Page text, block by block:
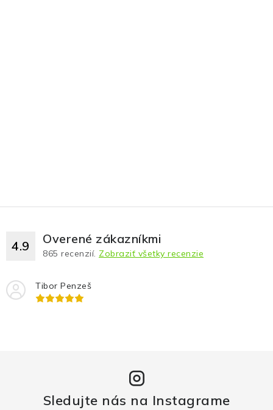
4.9 Overené zákazníkmi
865 recenzií. Zobraziť všetky recenzie
Tibor Penzeš
Sledujte nás na Instagrame